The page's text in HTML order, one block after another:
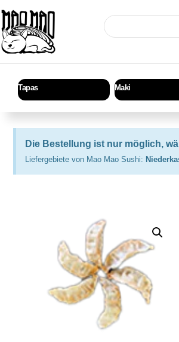
Tapas Maki
Die Bestellung ist nur möglich,
Liefergebiete von Mao Mao Sushi: